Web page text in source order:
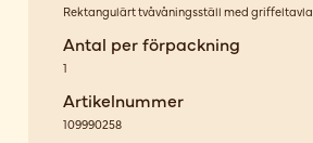
Rektangulärt tvåvåningsställ med griffeltavla
Antal per förpackning
1
Artikelnummer
109990258